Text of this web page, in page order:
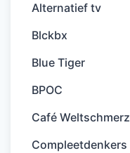
Alternatief tv
Blckbx
Blue Tiger
BPOC
Café Weltschmerz
Compleetdenkers